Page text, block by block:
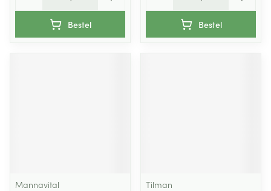
Bestel Bestel
Mannavital
Tilman